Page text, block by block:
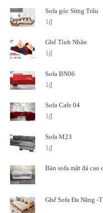
Sofa góc Sừng Trâu
1₫
Ghế Tình Nhân
1₫
Sofa BN06
1₫
Sofa Cafe 04
1₫
Sofa M23
1₫
Bàn sofa mặt đá cao
Ghế Sofa Đa Năng -